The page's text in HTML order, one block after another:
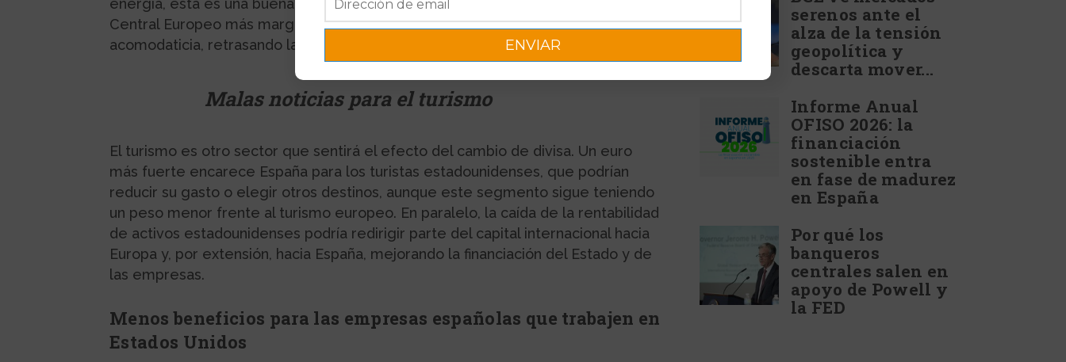
energía, esta es una buena noticia para la economía española y ofrece al Banco
Central Europeo más margen para mantener una política monetaria
acomodaticia, retrasando la normalización de los tipos de interés.
Malas noticias para el turismo
El turismo es otro sector que sentirá el efecto del cambio de divisa. Un euro
más fuerte encarece España para los turistas estadounidenses, que podrían
reducir su gasto o elegir otros destinos, aunque este segmento sigue teniendo
un peso menor frente al turismo europeo. En paralelo, la caída de la rentabilidad
de activos estadounidenses podría redirigir parte del capital internacional hacia
Europa y, por extensión, hacia España, mejorando la financiación del Estado y de
las empresas.
Menos beneficios para las empresas españolas que trabajen en
Estados Unidos
serenos ante el
alza de la tensión
geopolítica y
descarta mover...
Informe Anual
OFISO 2026: la
financiación
sostenible entra
en fase de madurez
en España
Por qué los
banqueros
centrales salen en
apoyo de Powell y
la FED